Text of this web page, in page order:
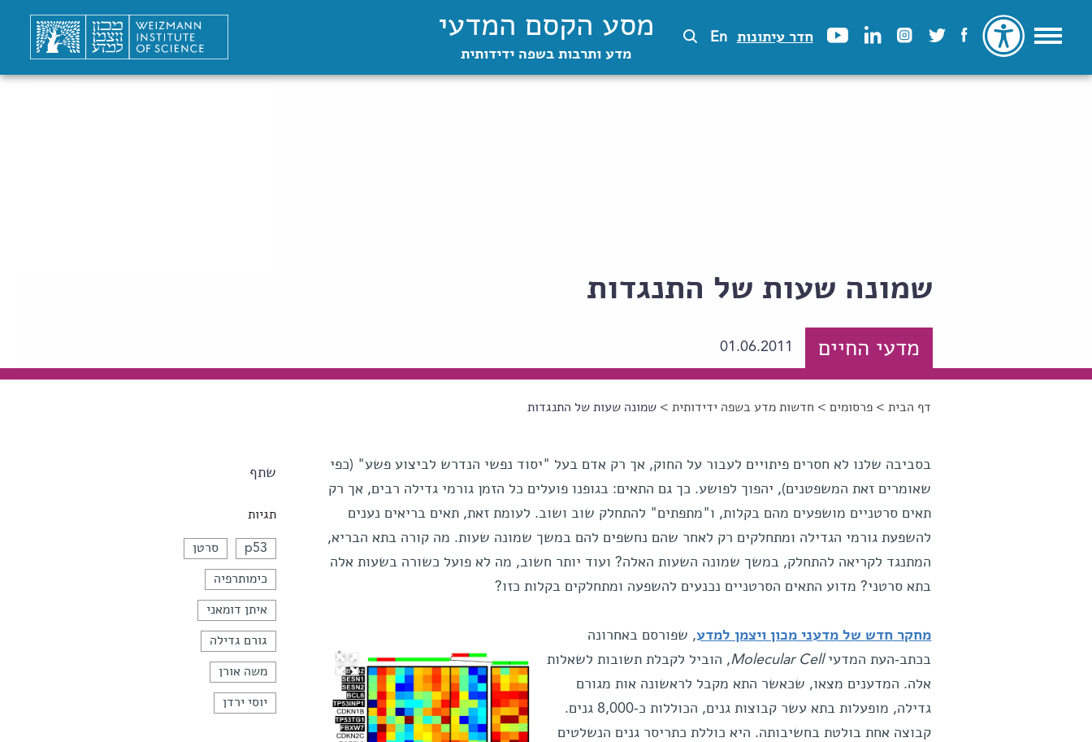
חדר עיתונות En מסע הקסם המדעי
מדע ותרבות בשפה ידידותית
שמונה שעות של התנגדות
מדעי החיים 01.06.2011
הינך נמצא כאן
דף הבית >פרסומים > חדשות מדע בשפה ידידותית > שמונה שעות של התנגדות
שתף
תגיות
p53 סרטן
כימותרפיה
איתן דומאני
גורם גדילה
משה אורן
יוסי ירדן
בסביבה שלנו לא חסרים פיתויים לעבור על החוק, אך רק אדם בעל "יסוד נפשי הנדרש לביצוע פשע" (כפי
שאומרים זאת המשפטנים), יהפוך לפושע. כך גם התאים: בגופנו פועלים כל הזמן גורמי גדילה רבים, אך רק
תאים סרטניים מושפעים מהם בקלות, ו"מתפתים" להתחלק שוב ושוב. לעומת זאת, תאים בריאים נענים
להשפעת גורמי הגדילה ומתחלקים רק לאחר שהם נחשפים להם במשך שמונה שעות. מה קורה בתא הבריא,
המתנגד לקריאה להתחלק, במשך שמונה השעות האלה? ועוד יותר חשוב, מה לא פועל כשורה בשעות אלה
בתא סרטני? מדוע התאים הסרטניים נכנעים להשפעה ומתחלקים בקלות כזו?
מחקר חדש של מדעני מכון ויצמן למדע, שפורסם באחרונה
בכתב-העת המדעיMolecular Cell, הוביל לקבלת תשובות לשאלות
אלה. המדענים מצאו, שכאשר התא מקבל לראשונה אות מגורם
גדילה, מופעלות בתא עשר קבוצות גנים, הכוללות כ-8,000 גנים.
קבוצה אחת בולטת בחשיבותה. היא כוללת כתריסר גנים הנשלטים